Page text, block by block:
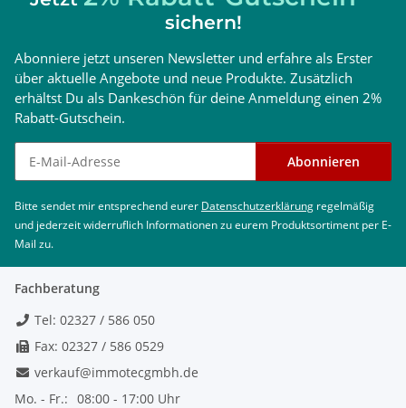
sichern!
Abonniere jetzt unseren Newsletter und erfahre als Erster
über aktuelle Angebote und neue Produkte. Zusätzlich
erhältst Du als Dankeschön für deine Anmeldung einen 2%
Rabatt-Gutschein.
Newsletter abonnieren Abonnieren
Bitte sendet mir entsprechend eurer Datenschutzerklärung regelmäßig
und jederzeit widerruflich Informationen zu eurem Produktsortiment per E-
Mail zu.
Fachberatung
Tel: 02327 / 586 050
Fax: 02327 / 586 0529
verkauf@immotecgmbh.de
Mo. - Fr.: 08:00 - 17:00 Uhr